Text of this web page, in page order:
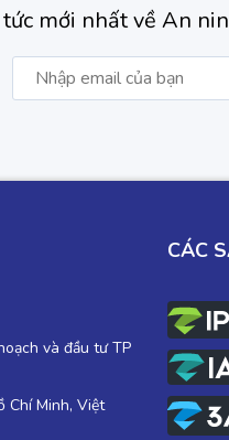
mới nhất về An
và đầu tư TP
Chí Minh, Việt
CÁC